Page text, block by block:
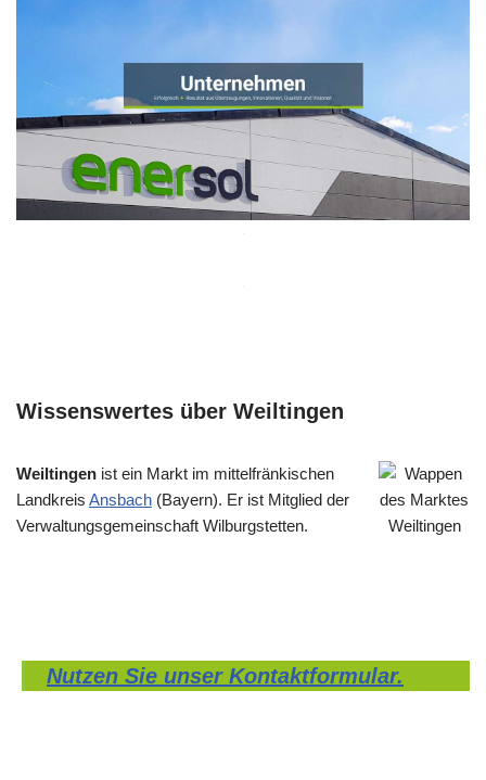
Wissenswertes über Weiltingen
Weiltingen ist ein Markt im mittelfränkischen
Landkreis Ansbach (Bayern). Er ist Mitglied der
Verwaltungsgemeinschaft Wilburgstetten.
Nutzen Sie unser Kontaktformular.